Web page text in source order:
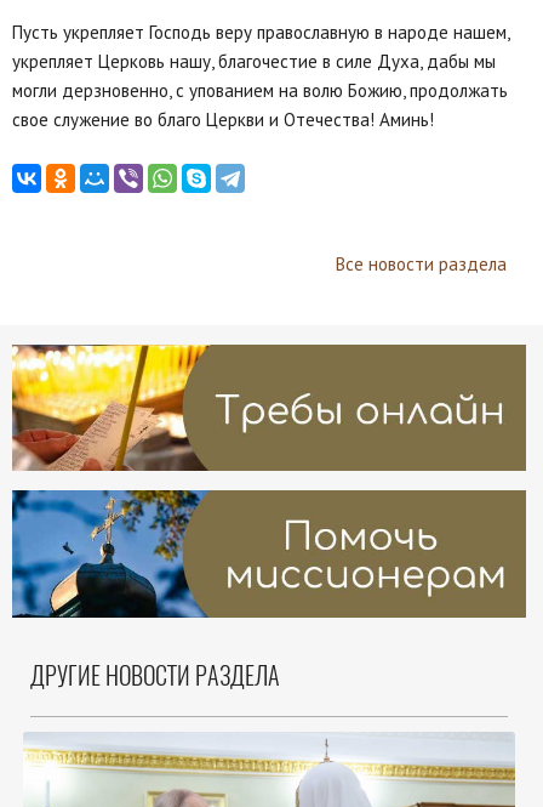
Пусть укрепляет Господь веру православную в народе нашем,
укрепляет Церковь нашу, благочестие в силе Духа, дабы мы
могли дерзновенно, с упованием на волю Божию, продолжать
свое служение во благо Церкви и Отечества! Аминь!
Все новости раздела
ДРУГИЕ НОВОСТИ РАЗДЕЛА